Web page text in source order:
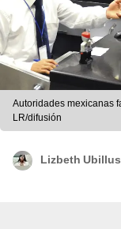
Autoridades mexicanas
LR/difusión
Lizbeth Ubillus